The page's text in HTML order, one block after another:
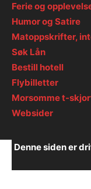
Ferie og
Humor og Satire
Matoppskrifter,
Søk Lån
Bestill hotell
Flybilletter
Morsomme t-
Websider
Denne siden er